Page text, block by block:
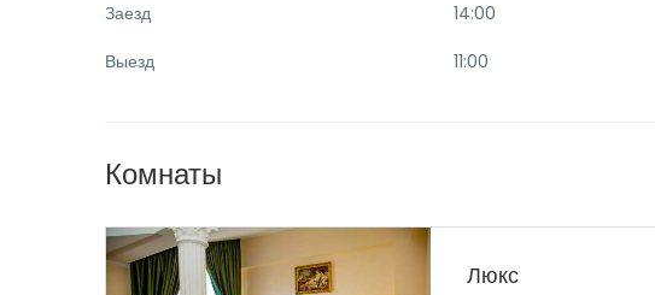
Заезд
14:00
Выезд
11:00
Комнаты
Люкс